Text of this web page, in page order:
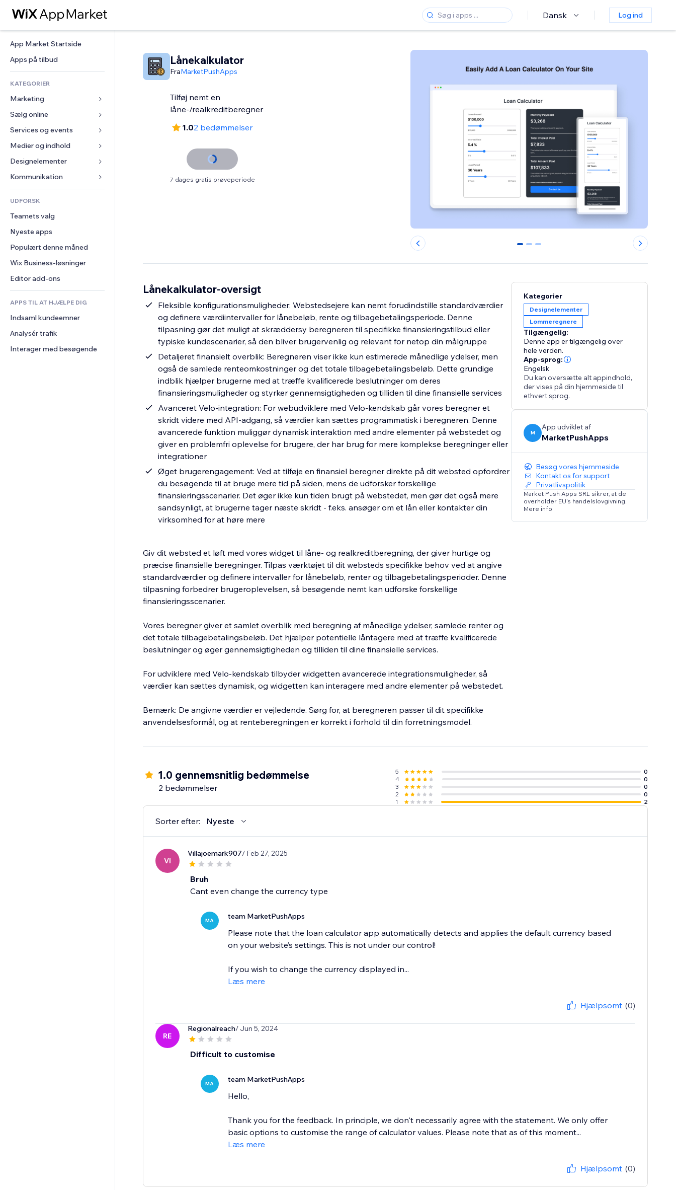
Dansk Log ind
App Market Startside
Apps på tilbud
KATEGORIER
Marketing
Annoncer
Mobil
Statistikker
Hjemmesideregister
E-mail
Sælg online
Apps til Webshops
Forsendelse og levering
Sælg-knapper
Bogføring
Kuponer og loyalitet
Lagerløsninger
Services og events
Hoteller
Events
Restauranter
Ejendomshandel
Bookinger
Medier og indhold
Galleri
Musik
Podcasts
Fotografi
Video
PDF
Fildeling
Nyheder
Designelementer
Kort og Navigation
Privatliv & Sikkerhed
Ur
Sideskabeloner
Billedeffekter
Knapper og menuer
Bannere og badges
Lommeregnere
Søg
Vejr
Diagrammer og tabeller
Formularer
Meningsmålinger
Chat
Kommentarer
Telefon
Fællesskab
Anmeldelser og anbefalinger
CRM
UDFORSK
Teamets valg
Nyeste apps
Populært denne måned
Wix Business-løsninger
Editor add-ons
APPS TIL AT HJÆLPE DIG
Indsaml kundeemner
Analysér trafik
Interager med besøgende
Lånekalkulator
FraMarketPushApps
Tilføj nemt en
låne-/realkreditberegner
1.02 bedømmelser
7 dages gratis prøveperiode
0 1 2
Lånekalkulator-oversigt
Fleksible konfigurationsmuligheder: Webstedsejere kan nemt forudindstille standardværdier
og definere værdiintervaller for lånebeløb, rente og tilbagebetalingsperiode. Denne
tilpasning gør det muligt at skræddersy beregneren til specifikke finansieringstilbud eller
typiske kundescenarier, så den bliver brugervenlig og relevant for netop din målgruppe
Detaljeret finansielt overblik: Beregneren viser ikke kun estimerede månedlige ydelser, men
også de samlede renteomkostninger og det totale tilbagebetalingsbeløb. Dette grundige
indblik hjælper brugerne med at træffe kvalificerede beslutninger om deres
finansieringsmuligheder og styrker gennemsigtigheden og tilliden til dine finansielle services
Avanceret Velo-integration: For webudviklere med Velo-kendskab går vores beregner et
skridt videre med API-adgang, så værdier kan sættes programmatisk i beregneren. Denne
avancerede funktion muliggør dynamisk interaktion med andre elementer på webstedet og
giver en problemfri oplevelse for brugere, der har brug for mere komplekse beregninger eller
integrationer
Øget brugerengagement: Ved at tilføje en finansiel beregner direkte på dit websted opfordrer
du besøgende til at bruge mere tid på siden, mens de udforsker forskellige
finansieringsscenarier. Det øger ikke kun tiden brugt på webstedet, men gør det også mere
sandsynligt, at brugerne tager næste skridt - f.eks. ansøger om et lån eller kontakter din
virksomhed for at høre mere
Giv dit websted et løft med vores widget til låne- og realkreditberegning, der giver hurtige og
præcise finansielle beregninger. Tilpas værktøjet til dit websteds specifikke behov ved at angive
standardværdier og definere intervaller for lånebeløb, renter og tilbagebetalingsperioder. Denne
tilpasning forbedrer brugeroplevelsen, så besøgende nemt kan udforske forskellige
finansieringsscenarier.
Vores beregner giver et samlet overblik med beregning af månedlige ydelser, samlede renter og
det totale tilbagebetalingsbeløb. Det hjælper potentielle låntagere med at træffe kvalificerede
beslutninger og øger gennemsigtigheden og tilliden til dine finansielle services.
For udviklere med Velo-kendskab tilbyder widgetten avancerede integrationsmuligheder, så
værdier kan sættes dynamisk, og widgetten kan interagere med andre elementer på webstedet.
Bemærk: De angivne værdier er vejledende. Sørg for, at beregneren passer til dit specifikke
anvendelsesformål, og at renteberegningen er korrekt i forhold til din forretningsmodel.
Kategorier
Designelementer
Lommeregnere
Tilgængelig:
Denne app er tilgængelig over
hele verden.
App-sprog:
Engelsk
Du kan oversætte alt appindhold,
der vises på din hjemmeside til
ethvert sprog.
M
App udviklet af
MarketPushApps
Besøg vores hjemmeside
Kontakt os for support
Privatlivspolitik
Market Push Apps SRL sikrer, at de
overholder EU's handelslovgivning.
Mere info
1.0 gennemsnitlig bedømmelse
2 bedømmelser
5
0
4
0
3
0
2
0
1
2
Sorter efter: Nyeste
VI
Villajoemark907/ Feb 27, 2025
Bruh
Cant even change the currency type
MA team MarketPushApps
Please note that the loan calculator app automatically detects and applies the default currency based
on your website’s settings. This is not under our control!
If you wish to change the currency displayed in...
Læs mere
Hjælpsomt (0)
RE
Regionalreach/ Jun 5, 2024
Difficult to customise
MA team MarketPushApps
Hello,
Thank you for the feedback. In principle, we don't necessarily agree with the statement. We only offer
basic options to customise the range of calculator values. Please note that as of this moment...
Læs mere
Hjælpsomt (0)